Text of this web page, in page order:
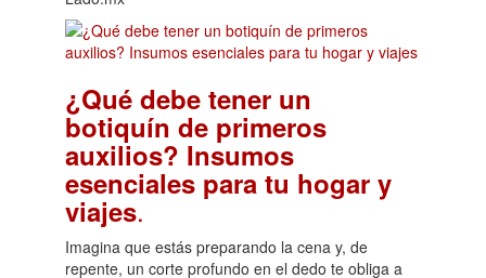
¿Qué debe tener un
botiquín de primeros
auxilios? Insumos
esenciales para tu hogar y
viajes.
Imagina que estás preparando la cena y, de
repente, un corte profundo en el dedo te obliga a